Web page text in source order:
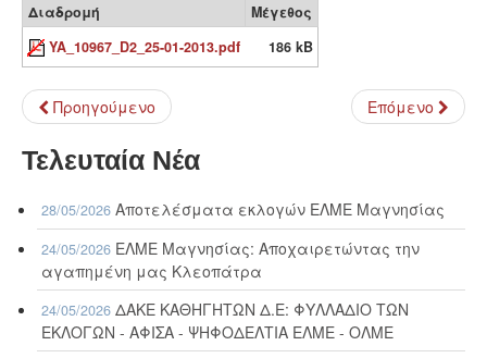
Διαδρομή
Μέγεθος
YA_10967_D2_25-01-2013.pdf
186 kB
Προηγούμενο Επόμενο
Τελευταία Νέα
28/05/2026 Αποτελέσματα εκλογών ΕΛΜΕ Μαγνησίας
24/05/2026 ΕΛΜΕ Μαγνησίας: Αποχαιρετώντας την
αγαπημένη μας Κλεοπάτρα
24/05/2026 ΔΑΚΕ ΚΑΘΗΓΗΤΩΝ Δ.Ε: ΦΥΛΛΑΔΙΟ ΤΩΝ
ΕΚΛΟΓΩΝ - ΑΦΙΣΑ - ΨΗΦΟΔΕΛΤΙΑ ΕΛΜΕ - ΟΛΜΕ